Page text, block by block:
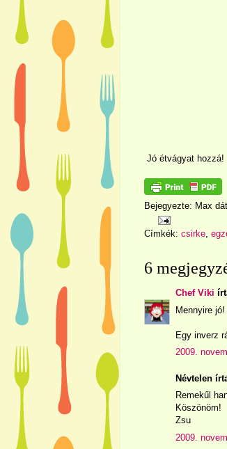
Jó étvágyat hozzá!
Bejegyezte: Max
Címkék: csirke,
6
Chef Viki
Mennyire
Egy inverz
2009.
Névtelen
Remekűl
Köszönöm!
Zsu
2009.